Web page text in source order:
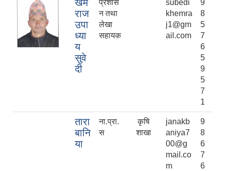
खेम
राज
उपा
ध्या
य
सुवे
दी
प्रशास
न तथा
लेखा
सहायक
subedi
khemra
j1@gm
ail.com
9
8
5
7
6
5
9
5
7
1
तारा
बानि
या
ना.प्रा.
स
कृषि
शाखा
janakb
aniya7
00@g
mail.co
m
9
8
6
7
6